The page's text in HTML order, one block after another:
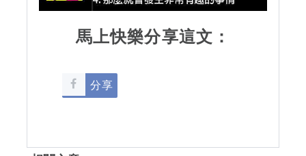
馬上快樂分享這文：
分享